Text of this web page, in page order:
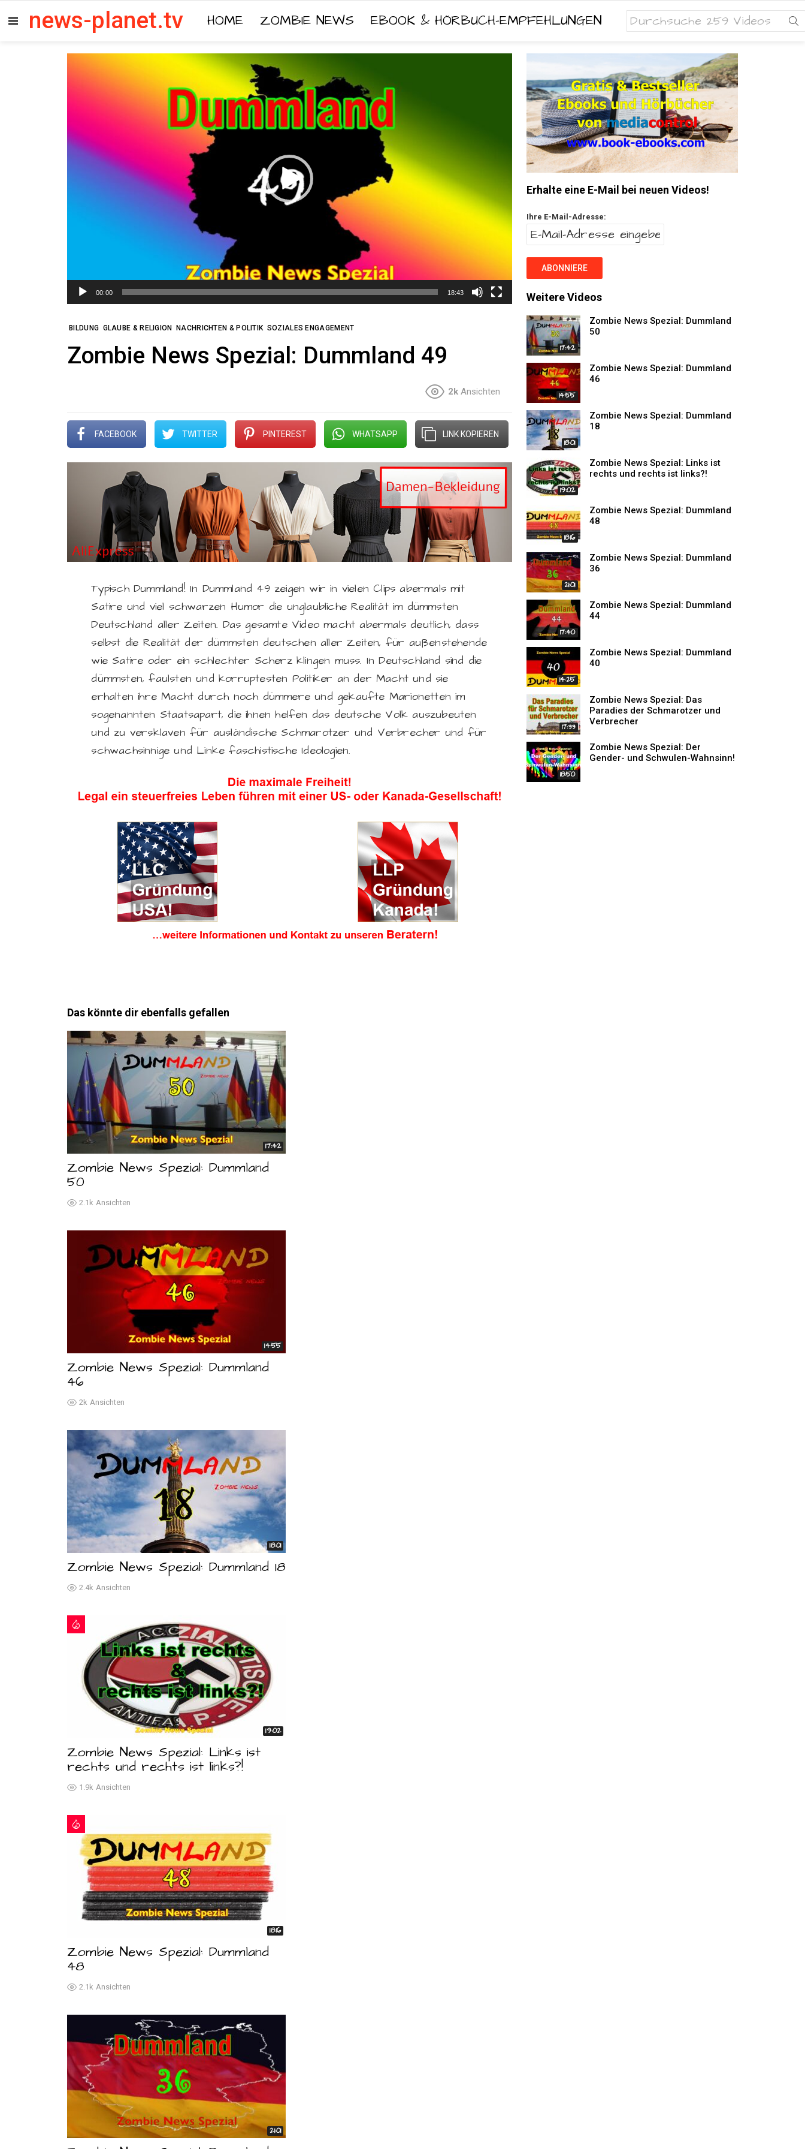
news-planet.tv HOME ZOMBIE NEWS EBOOK & HÖRBUCH-EMPFEHLUNGEN
for:
Video-
Player
00:00 18:43
BILDUNG GLAUBE & RELIGION NACHRICHTEN & POLITIK SOZIALES ENGAGEMENT
Zombie News Spezial: Dummland 49
2k Ansichten
FACEBOOK TWITTER PINTEREST WHATSAPP LINK KOPIEREN
Typisch Dummland! In Dummland 49 zeigen wir in vielen Clips abermals mit
Satire und viel schwarzen Humor die unglaubliche Realität im dümmsten
Deutschland aller Zeiten. Das gesamte Video macht abermals deutlich, dass
selbst die Realität der dümmsten deutschen aller Zeiten, für außenstehende
wie Satire oder ein schlechter Scherz klingen muss. In Deutschland sind die
dümmsten, faulsten und korruptesten Politiker an der Macht und sie
erhalten ihre Macht durch noch dümmere und gekaufte Marionetten im
sogenannten Staatsapart, die ihnen helfen das deutsche Volk auszubeuten
und zu versklaven für ausländische Schmarotzer und Verbrecher und für
schwachsinnige und Linke faschistische Ideologien.
Das könnte dir ebenfalls gefallen
17:42
2.1k Ansichten
Zombie News Spezial: Dummland
50
14:55
2k Ansichten
Zombie News Spezial: Dummland
46
18:01
2.4k Ansichten
Zombie News Spezial: Dummland 18
19:02
1.9k Ansichten
Zombie News Spezial: Links ist
rechts und rechts ist links?!
18:16
2.1k Ansichten
Zombie News Spezial: Dummland
48
21:01
Erhalte eine E-Mail bei neuen Videos!
Ihre E-Mail-Adresse:
Weitere Videos
17:42
Zombie News Spezial: Dummland
50
14:55
Zombie News Spezial: Dummland
46
18:01
Zombie News Spezial: Dummland
18
19:02
Zombie News Spezial: Links ist
rechts und rechts ist links?!
18:16
Zombie News Spezial: Dummland
48
21:01
Zombie News Spezial: Dummland
36
17:40
Zombie News Spezial: Dummland
44
14:25
Zombie News Spezial: Dummland
40
17:33
Zombie News Spezial: Das
Paradies der Schmarotzer und
Verbrecher
18:50
Zombie News Spezial: Der
Gender- und Schwulen-Wahnsinn!